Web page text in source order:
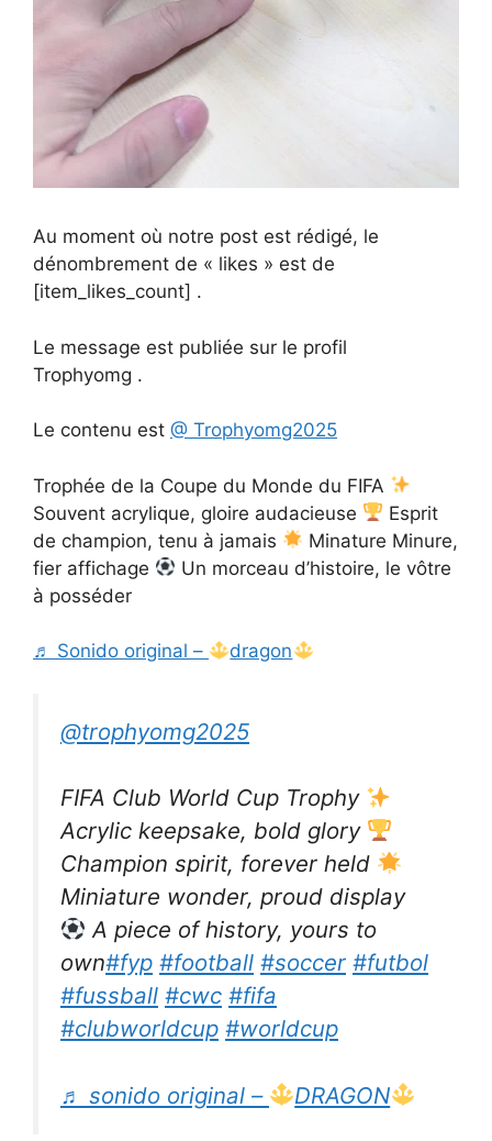
Au moment où notre post est rédigé, le
dénombrement de « likes » est de
[item_likes_count] .
Le message est publiée sur le profil
Trophyomg .
Le contenu est @ Trophyomg2025
Trophée de la Coupe du Monde du FIFA
Souvent acrylique, gloire audacieuse
Esprit
de champion, tenu à jamais
Minature Minure,
fier affichage
Un morceau d’histoire, le vôtre
à posséder
♬ Sonido original – dragon
@trophyomg2025
FIFA Club World Cup Trophy
Acrylic keepsake, bold glory
Champion spirit, forever held
Miniature wonder, proud display
A piece of history, yours to
own#fyp #football #soccer #futbol
#fussball #cwc #fifa
#clubworldcup #worldcup
♬ sonido original – DRAGON